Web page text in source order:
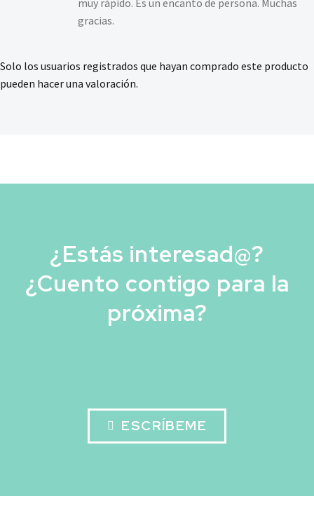
muy rápido. Es un encanto de persona. Muchas
gracias.
Solo los usuarios registrados que hayan comprado este producto
pueden hacer una valoración.
¿Estás interesad@?
¿Cuento contigo para la
próxima?
 ESCRÍBEME